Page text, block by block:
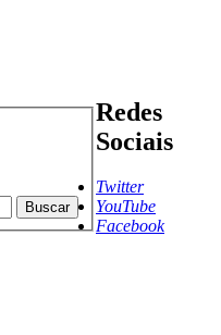
Buscar
Redes
Sociais
Twitter
YouTube
Facebook